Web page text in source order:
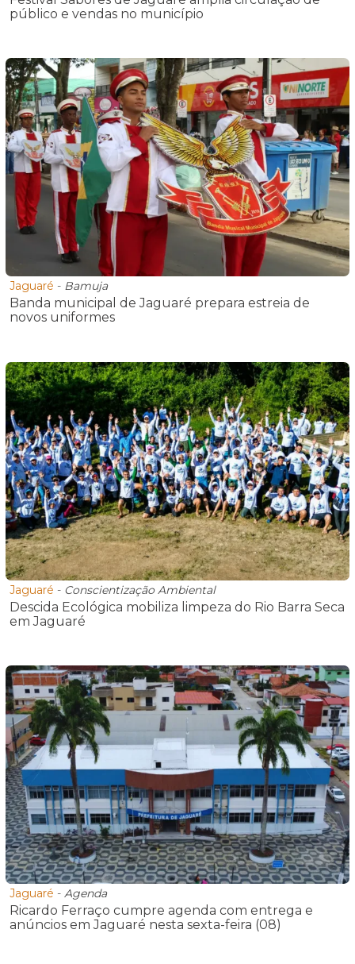
público e vendas no município
Jaguaré - Bamuja
Banda municipal de Jaguaré prepara estreia de
novos uniformes
Jaguaré - Conscientização Ambiental
Descida Ecológica mobiliza limpeza do Rio Barra Seca
em Jaguaré
Jaguaré - Agenda
Ricardo Ferraço cumpre agenda com entrega e
anúncios em Jaguaré nesta sexta-feira (08)